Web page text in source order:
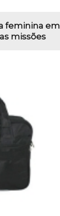
feminina em
missões